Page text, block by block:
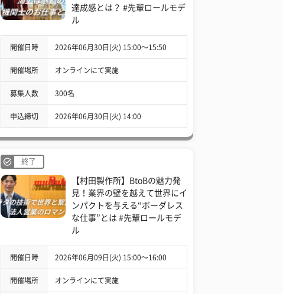
達成感とは？ #先輩ロールモデ
ル
開催日時 2026年06月30日(火) 15:00〜15:50
開催場所 オンラインにて実施
募集人数 300名
申込締切 2026年06月30日(火) 14:00
終了
【村田製作所】BtoBの魅力発
見！業界の壁を越えて世界にイ
ンパクトを与える“ボーダレス
な仕事”とは #先輩ロールモデ
ル
開催日時 2026年06月09日(火) 15:00〜16:00
開催場所 オンラインにて実施